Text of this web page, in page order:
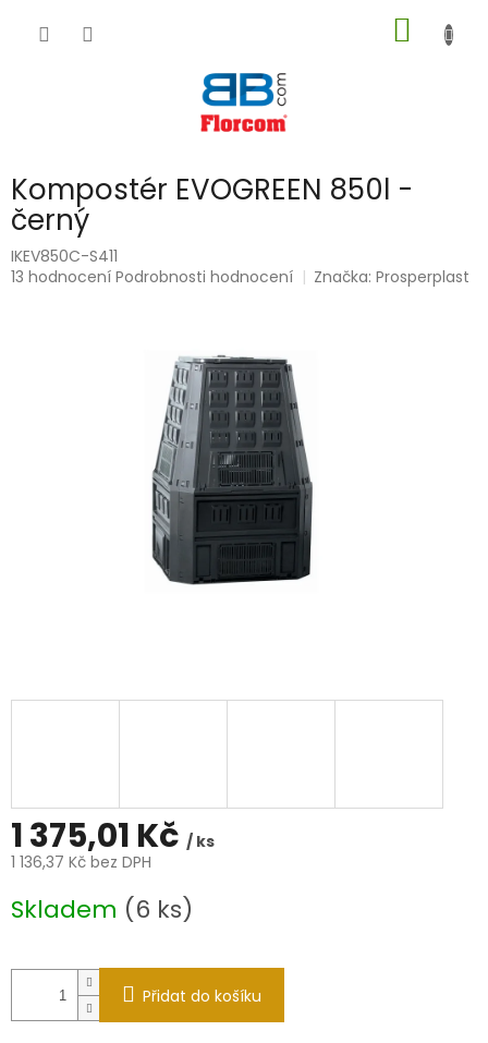
KOŠÍK
Kompostér EVOGREEN 850l -
černý
IKEV850C-S411
Průměrné
13 hodnocení Podrobnosti hodnocení Značka:Prosperplast
1 375,01 Kč / ks
1 136,37 Kč bez DPH
cena:
Skladem (6 ks)
Přidat do košíku